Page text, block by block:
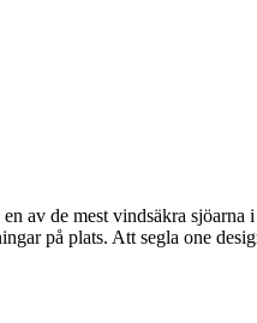
av de mest vindsäkra
på plats. Att segla one